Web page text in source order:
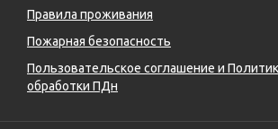
Правила проживания
Пожарная безопасность
Пользовательское соглашение и
обработки ПДн